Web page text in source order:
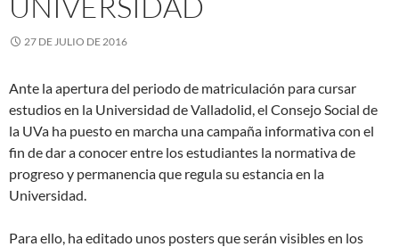
27 DE JULIO DE 2016
Ante la apertura del periodo de matriculación para cursar
estudios en la Universidad de Valladolid, el Consejo Social de
la UVa ha puesto en marcha una campaña informativa con el
fin de dar a conocer entre los estudiantes la normativa de
progreso y permanencia que regula su estancia en la
Universidad.
Para ello, ha editado unos posters que serán visibles en los